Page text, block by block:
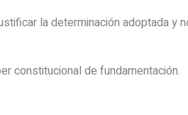
la determinación adoptada y
constitucional de fundamentación.